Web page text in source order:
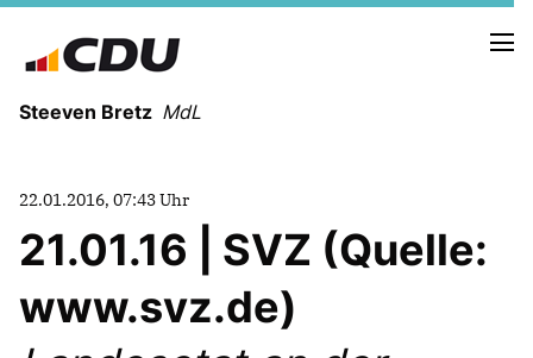
Steeven Bretz MdL
VITA
WAHLKREISBESUCHE
PRESSEFOTOS
22.01.2016, 07:43 Uhr
21.01.16 | SVZ (Quelle:
www.svz.de)